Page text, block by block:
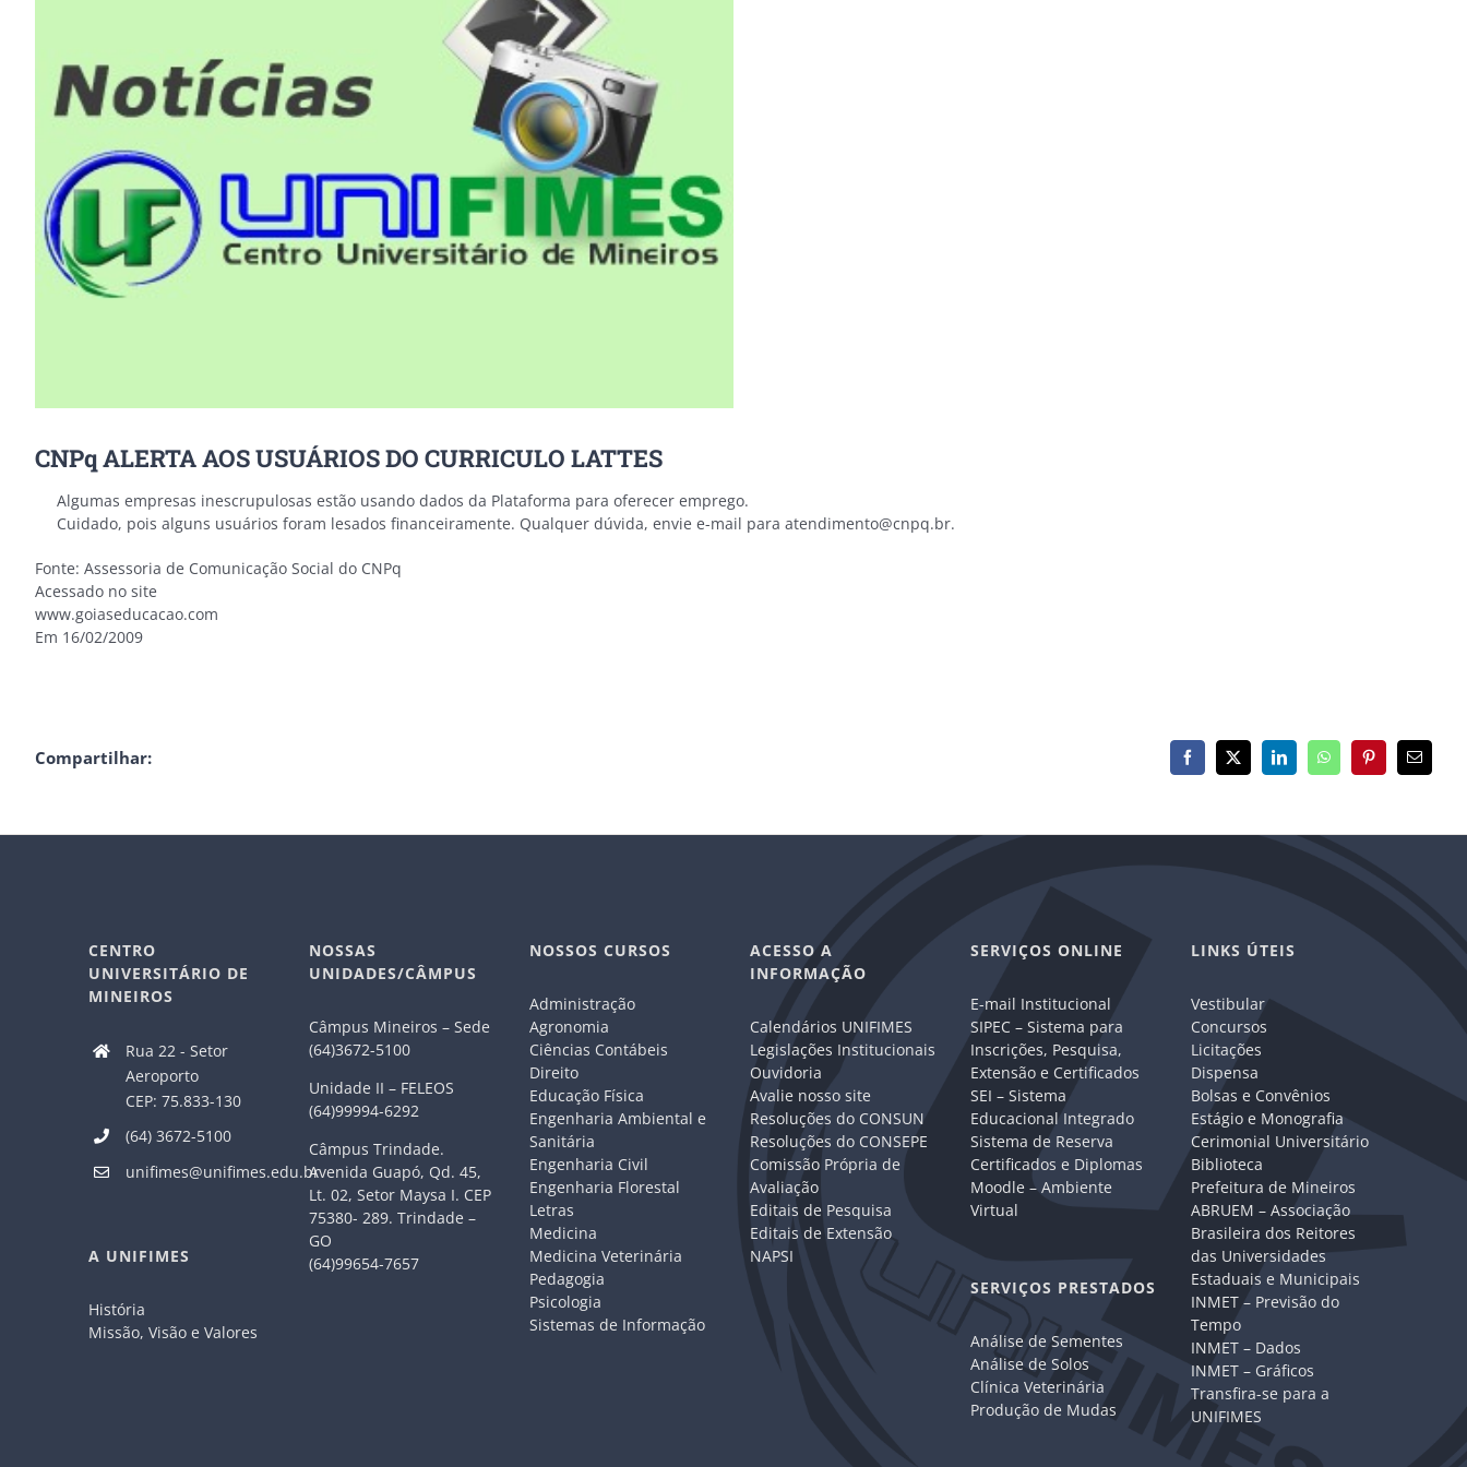
CNPq ALERTA AOS USUÁRIOS DO CURRICULO LATTES
Algumas empresas inescrupulosas estão usando dados da Plataforma para oferecer emprego.
Cuidado, pois alguns usuários foram lesados financeiramente. Qualquer dúvida, envie e-mail para atendimento@cnpq.br.
Fonte: Assessoria de Comunicação Social do CNPq
Acessado no site
www.goiaseducacao.com
Em 16/02/2009
Compartilhar: Facebook
X LinkedInWhatsAppPinterest
E-
mail
CENTRO
UNIVERSITÁRIO DE
MINEIROS
Rua 22 - Setor
Aeroporto
CEP: 75.833-130
(64) 3672-5100
unifimes@unifimes.edu.br
A UNIFIMES
História
Missão, Visão e Valores
NOSSAS
UNIDADES/CÂMPUS
Câmpus Mineiros – Sede
(64)3672-5100
Unidade II – FELEOS
(64)99994-6292
Câmpus Trindade.
Avenida Guapó, Qd. 45,
Lt. 02, Setor Maysa I. CEP
75380- 289. Trindade –
GO
(64)99654-7657
NOSSOS CURSOS
Administração
Agronomia
Ciências Contábeis
Direito
Educação Física
Engenharia Ambiental e
Sanitária
Engenharia Civil
Engenharia Florestal
Letras
Medicina
Medicina Veterinária
Pedagogia
Psicologia
Sistemas de Informação
ACESSO A
INFORMAÇÃO
Calendários UNIFIMES
Legislações Institucionais
Ouvidoria
Avalie nosso site
Resoluções do CONSUN
Resoluções do CONSEPE
Comissão Própria de
Avaliação
Editais de Pesquisa
Editais de Extensão
NAPSI
SERVIÇOS ONLINE
E-mail Institucional
SIPEC – Sistema para
Inscrições, Pesquisa,
Extensão e Certificados
SEI – Sistema
Educacional Integrado
Sistema de Reserva
Certificados e Diplomas
Moodle – Ambiente
Virtual
SERVIÇOS PRESTADOS
Análise de Sementes
Análise de Solos
Clínica Veterinária
Produção de Mudas
LINKS ÚTEIS
Vestibular
Concursos
Licitações
Dispensa
Bolsas e Convênios
Estágio e Monografia
Cerimonial Universitário
Biblioteca
Prefeitura de Mineiros
ABRUEM – Associação
Brasileira dos Reitores
das Universidades
Estaduais e Municipais
INMET – Previsão do
Tempo
INMET – Dados
INMET – Gráficos
Transfira-se para a
UNIFIMES